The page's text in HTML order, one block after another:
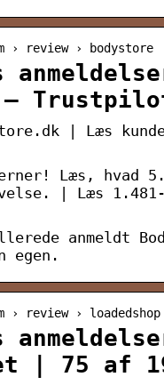
review › bodystore
–
| Læs
Læs, hvad
| Læs
anmeldt
egen.
review › loadedshop
| 75 af